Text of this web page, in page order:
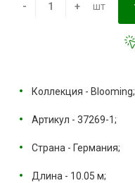
- + шт
Коллекция - Blooming;
Артикул - 37269-1;
Страна - Германия;
Длина - 10.05 м;